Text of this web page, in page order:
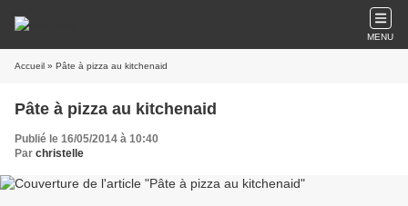
MENU
Accueil » Pâte à pizza au kitchenaid
Pâte à pizza au kitchenaid
Publié le 16/05/2014 à 10:40
Par christelle